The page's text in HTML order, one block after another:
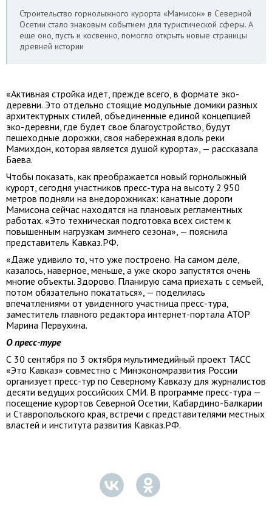
Строительство горнолыжного курорта «Мамисон» в Северной
Осетии стало знаковым событием для туристической сферы. А
еще оно, пусть и косвенно, помогло открыть новые страницы
древней истории
«Активная стройка идет, прежде всего, в формате эко-
деревни. Это отдельно стоящие модульные домики разных
архитектурных стилей, объединенные единой концепцией
эко-деревни, где будет свое благоустройство, будут
пешеходные дорожки, своя набережная вдоль реки
Мамихдон, которая является душой курорта», — рассказала
Баева.
Чтобы показать, как преображается новый горнолыжный
курорт, сегодня участников пресс-тура на высоту 2 950
метров подняли на внедорожниках: канатные дороги
Мамисона сейчас находятся на плановых регламентных
работах. «Это техническая подготовка всех систем к
повышенным нагрузкам зимнего сезона», — пояснила
представитель Кавказ.РФ.
«Даже удивило то, что уже построено. На самом деле,
казалось, наверное, меньше, а уже скоро запустятся очень
многие объекты. Здорово. Планирую сама приехать с семьей,
потом обязательно покататься», — поделилась
впечатлениями от увиденного участница пресс-тура,
заместитель главного редактора интернет-портала АТОР
Марина Первухина.
О пресс-туре
С 30 сентября по 3 октября мультимедийный проект ТАСС
«Это Кавказ» совместно с Минэкономразвития России
организует пресс-тур по Северному Кавказу для журналистов
десяти ведущих российских СМИ. В программе пресс-тура —
посещение курортов Северной Осетии, Кабардино-Балкарии
и Ставропольского края, встречи с представителями местных
властей и института развития Кавказ.РФ.